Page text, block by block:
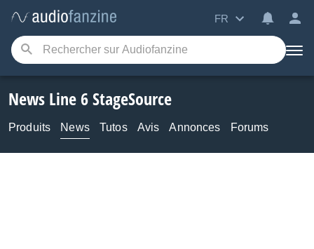
FR
News Line 6 StageSource
Produits News Tutos Avis Annonces Forums